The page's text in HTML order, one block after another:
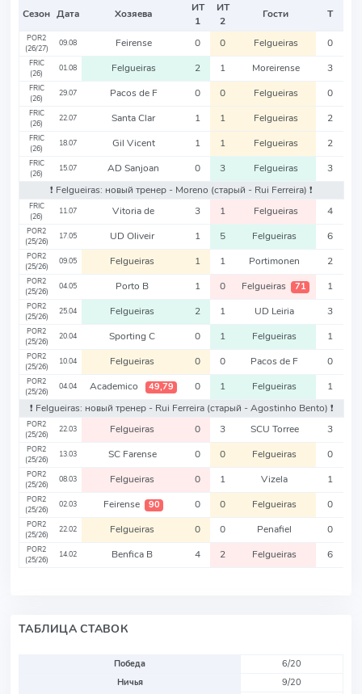
Сезон Дата Хозяева
ИТ
1
ИТ
2
Гости Т
POR2
(26/27)
09.08 Feirense 0 0 Felgueiras 0
FRIC
(26)
01.08 Felgueiras 2 1 Moreirense 3
FRIC
(26)
29.07 Pacos de F 0 0 Felgueiras 0
FRIC
(26)
22.07 Santa Clar 1 1 Felgueiras 2
FRIC
(26)
18.07 Gil Vicent 1 1 Felgueiras 2
FRIC
(26)
15.07 AD Sanjoan 0 3 Felgueiras
3
❗️ Felgueiras: новый тренер - Moreno (старый - Rui Ferreira) ❗️
FRIC
(26)
11.07 Vitoria de 3 1 Felgueiras 4
POR2
(25/26)
17.05 UD Oliveir 1 5 Felgueiras 6
POR2
(25/26)
09.05 Felgueiras 1 1 Portimonen 2
POR2
(25/26)
04.05 Porto B 1 0 Felgueiras 71 1
POR2
(25/26)
25.04 Felgueiras 2 1 UD Leiria 3
POR2
(25/26)
20.04 Sporting C 0 1 Felgueiras 1
POR2
(25/26)
10.04 Felgueiras 0 0 Pacos de F 0
POR2
(25/26)
04.04 Academico 49,79 0 1 Felgueiras
1
❗️ Felgueiras: новый тренер - Rui Ferreira (старый - Agostinho Bento) ❗️
POR2
(25/26)
22.03 Felgueiras 0 3 SCU Torree 3
POR2
(25/26)
13.03 SC Farense 0 0 Felgueiras 0
POR2
(25/26)
08.03 Felgueiras 0 1 Vizela 1
POR2
(25/26)
02.03 Feirense 90 0 0 Felgueiras 0
POR2
(25/26)
22.02 Felgueiras 0 0 Penafiel 0
POR2
(25/26)
14.02 Benfica B 4 2 Felgueiras 6
ТАБЛИЦА СТАВОК
Победа
6/20
Ничья
9/20